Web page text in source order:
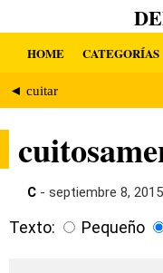
HOME CATEGORÍAS
◄ cuitar
C - septiembre 8, 2015
Texto: Pequeño